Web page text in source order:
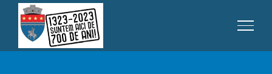
content